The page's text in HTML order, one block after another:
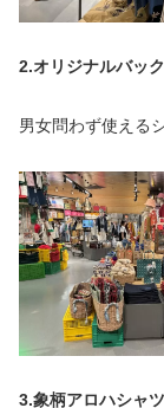
2.オリジナルバック
男女問わず使える
3.象柄アロハシャツ